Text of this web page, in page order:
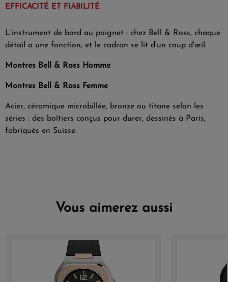
EFFICACITÉ ET FIABILITÉ
L'instrument de bord au poignet : chez Bell & Ross, chaque
détail a une fonction, et le cadran se lit d'un coup d'œil.
Montres Bell & Ross Homme
Montres Bell & Ross Femme
Acier, céramique microbillée, bronze ou titane selon les
séries : des boîtiers conçus pour durer, dessinés à Paris,
fabriqués en Suisse.
Vous aimerez aussi